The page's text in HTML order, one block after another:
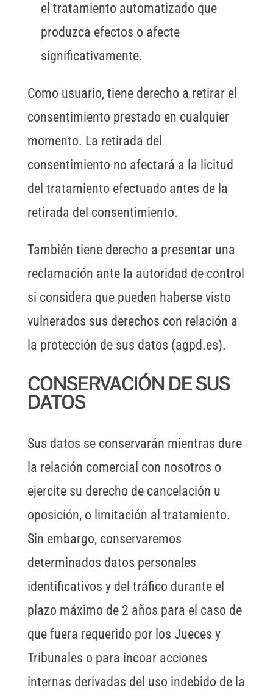
el tratamiento automatizado que
produzca efectos o afecte
significativamente.
Como usuario, tiene derecho a retirar el
consentimiento prestado en cualquier
momento. La retirada del
consentimiento no afectará a la licitud
del tratamiento efectuado antes de la
retirada del consentimiento.
También tiene derecho a presentar una
reclamación ante la autoridad de control
si considera que pueden haberse visto
vulnerados sus derechos con relación a
la protección de sus datos (agpd.es).
CONSERVACIÓN DE SUS
DATOS
Sus datos se conservarán mientras dure
la relación comercial con nosotros o
ejercite su derecho de cancelación u
oposición, o limitación al tratamiento.
Sin embargo, conservaremos
determinados datos personales
identificativos y del tráfico durante el
plazo máximo de 2 años para el caso de
que fuera requerido por los Jueces y
Tribunales o para incoar acciones
internas derivadas del uso indebido de la